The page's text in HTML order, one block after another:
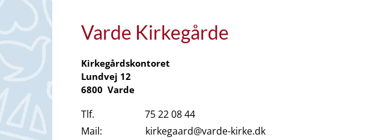
Varde Kirkegårde
Kirkegårdskontoret
Lundvej 12
6800 Varde
Tlf. 75 22 08 44
Mail: kirkegaard@varde-kirke.dk